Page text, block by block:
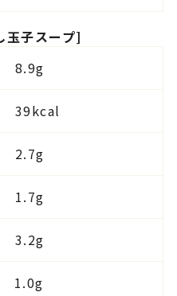
子スープ]
8.9g
39kcal
2.7g
1.7g
3.2g
1.0g